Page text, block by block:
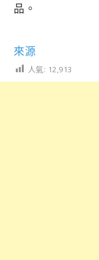
品。
來源
人氣: 12,913